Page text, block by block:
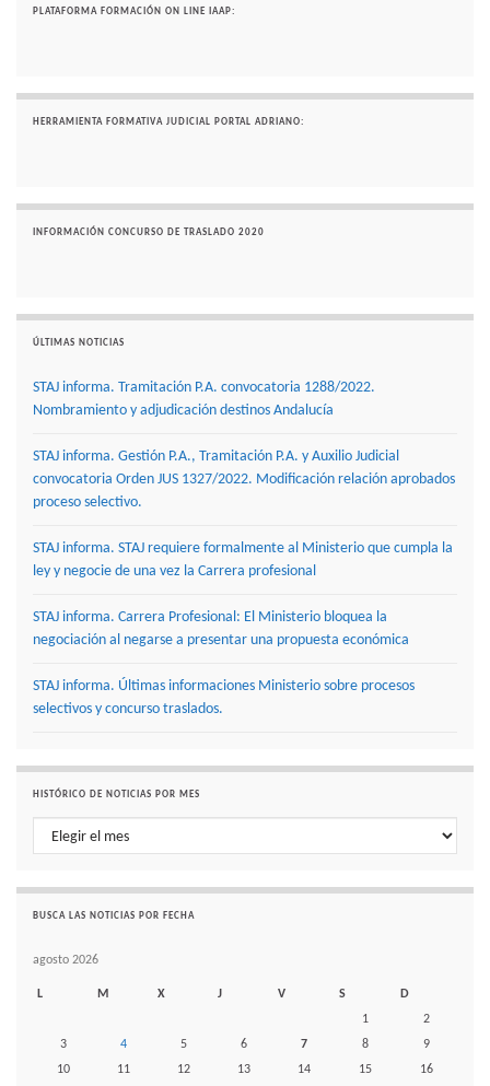
PLATAFORMA FORMACIÓN ON LINE IAAP:
HERRAMIENTA FORMATIVA JUDICIAL PORTAL ADRIANO:
INFORMACIÓN CONCURSO DE TRASLADO 2020
ÚLTIMAS NOTICIAS
STAJ informa. Tramitación P.A. convocatoria 1288/2022.
Nombramiento y adjudicación destinos Andalucía
STAJ informa. Gestión P.A., Tramitación P.A. y Auxilio Judicial
convocatoria Orden JUS 1327/2022. Modificación relación aprobados
proceso selectivo.
STAJ informa. STAJ requiere formalmente al Ministerio que cumpla la
ley y negocie de una vez la Carrera profesional
STAJ informa. Carrera Profesional: El Ministerio bloquea la
negociación al negarse a presentar una propuesta económica
STAJ informa. Últimas informaciones Ministerio sobre procesos
selectivos y concurso traslados.
HISTÓRICO DE NOTICIAS POR MES
Histórico de noticias por mes
BUSCA LAS NOTICIAS POR FECHA
agosto 2026
L M X J V S
D
1
2
3
4 5 6 7 8
9
10
11 12 13 14 15
16